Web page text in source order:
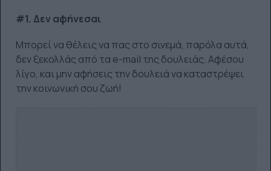
#1. Δεν αφήνεσαι
Μπορεί να θέλεις να πας στο σινεμά, παρόλα αυτά,
δεν ξεκολλάς από τα e-mail της δουλειάς. Αφέσου
λίγο, και μην αφήσεις την δουλειά να καταστρέψει
την κοινωνική σου ζωή!